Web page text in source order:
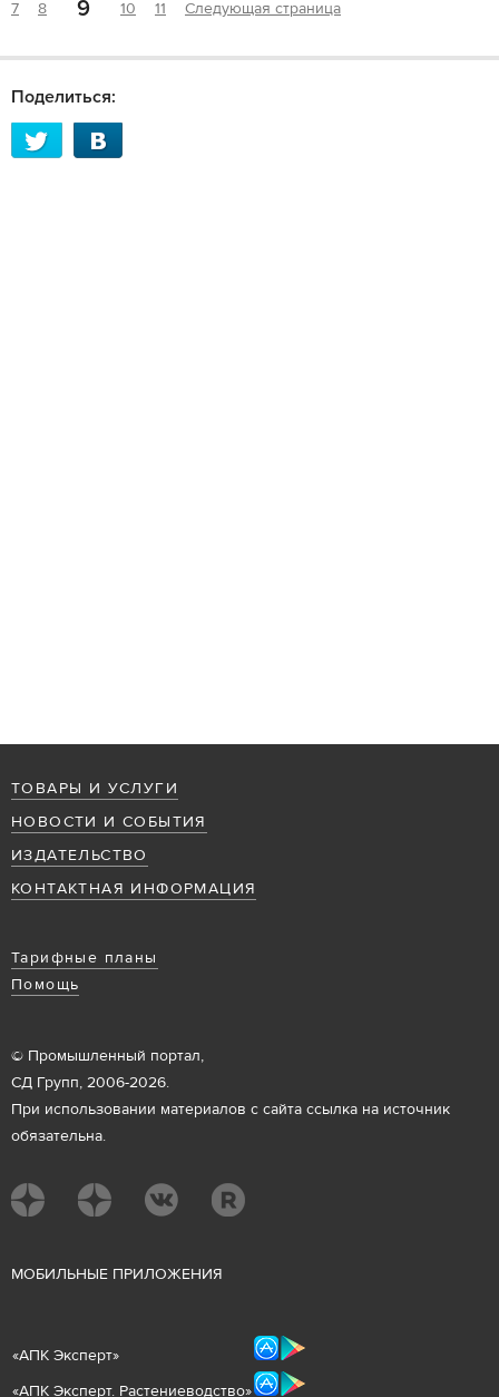
7 8 9 10 11 Следующая страница
Поделиться:
ТОВАРЫ И УСЛУГИ
НОВОСТИ И СОБЫТИЯ
ИЗДАТЕЛЬСТВО
КОНТАКТНАЯ ИНФОРМАЦИЯ
Тарифные планы
Помощь
© Промышленный портал,
СД Групп, 2006-2026.
При использовании материалов с сайта ссылка на источник
обязательна.
МОБИЛЬНЫЕ ПРИЛОЖЕНИЯ
«АПК Эксперт»
«АПК Эксперт. Растениеводство»